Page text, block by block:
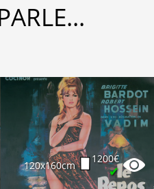
120x160cm
1200€
✔